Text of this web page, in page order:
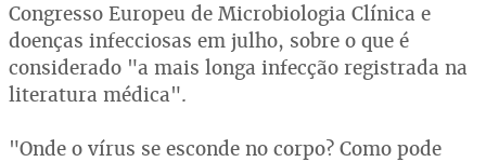
Congresso Europeu de Microbiologia Clínica e
doenças infecciosas em julho, sobre o que é
considerado "a mais longa infecção registrada na
literatura médica".
"Onde o vírus se esconde no corpo? Como pode